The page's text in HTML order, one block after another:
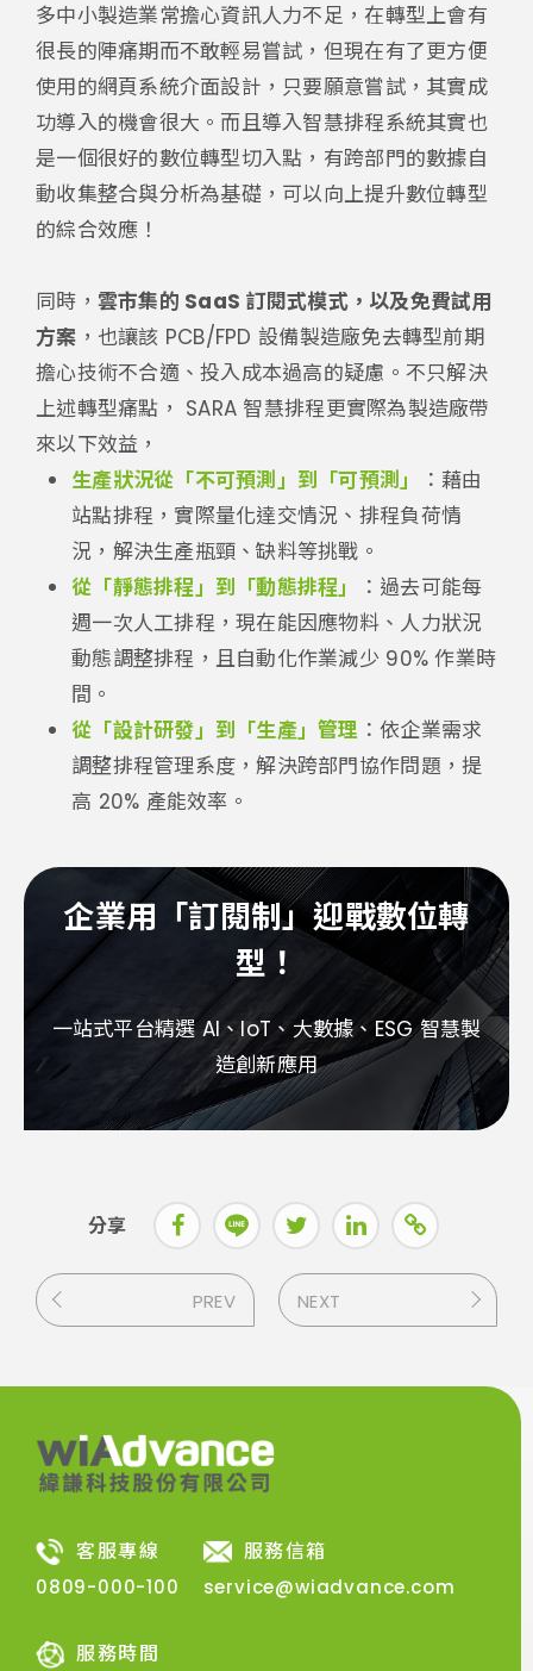
多中小製造業常擔心資訊人力不足，在轉型上會有
很長的陣痛期而不敢輕易嘗試，但現在有了更方便
使用的網頁系統介面設計，只要願意嘗試，其實成
功導入的機會很大。而且導入智慧排程系統其實也
是一個很好的數位轉型切入點，有跨部門的數據自
動收集整合與分析為基礎，可以向上提升數位轉型
的綜合效應！
同時， 雲市集的 SaaS 訂閱式模式，以及免費試用
方案 ，也讓該 PCB/FPD 設備製造廠免去轉型前期
擔心技術不合適、投入成本過高的疑慮。不只解決
上述轉型痛點， SARA 智慧排程更實際為製造廠帶
來以下效益，
生產狀況從「不可預測」到「可預測」
：藉由
站點排程，實際量化達交情況、排程負荷情
況，解決生產瓶頸、缺料等挑戰。
從「靜態排程」到「動態排程」
：過去可能每
週一次人工排程，現在能因應物料、人力狀況
動態調整排程，且自動化作業減少 90% 作業時
間。
從「設計研發」到「生產」管理 ：依企業需求
調整排程管理系度，解決跨部門協作問題，提
高 20% 產能效率。
企業用「訂閱制」迎戰數位轉
型！
一站式平台精選 AI、IoT、大數據、ESG 智慧製
造創新應用​
分享
PREV NEXT
客服專線
0809-000-100
服務信箱
service@wiadvance.com
服務時間